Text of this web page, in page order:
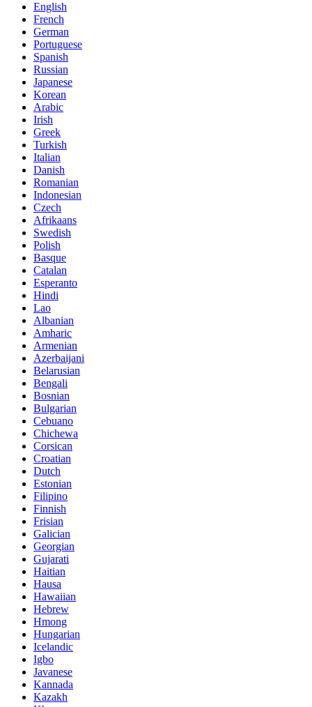
English
French
German
Portuguese
Spanish
Russian
Japanese
Korean
Arabic
Irish
Greek
Turkish
Italian
Danish
Romanian
Indonesian
Czech
Afrikaans
Swedish
Polish
Basque
Catalan
Esperanto
Hindi
Lao
Albanian
Amharic
Armenian
Azerbaijani
Belarusian
Bengali
Bosnian
Bulgarian
Cebuano
Chichewa
Corsican
Croatian
Dutch
Estonian
Filipino
Finnish
Frisian
Galician
Georgian
Gujarati
Haitian
Hausa
Hawaiian
Hebrew
Hmong
Hungarian
Icelandic
Igbo
Javanese
Kannada
Kazakh